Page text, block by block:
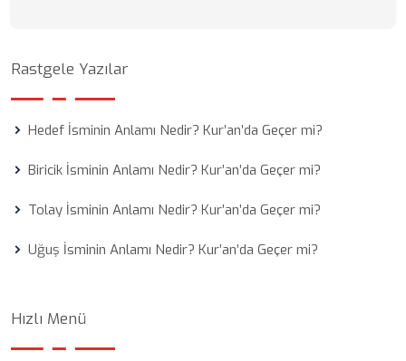
Rastgele Yazılar
Hedef İsminin Anlamı Nedir? Kur’an’da Geçer mi?
Biricik İsminin Anlamı Nedir? Kur’an’da Geçer mi?
Tolay İsminin Anlamı Nedir? Kur’an’da Geçer mi?
Uğuş İsminin Anlamı Nedir? Kur’an’da Geçer mi?
Hızlı Menü